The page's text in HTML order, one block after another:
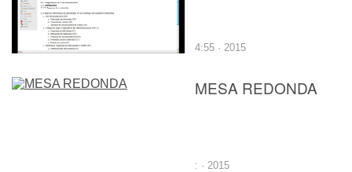
4:55 · 2015
MESA REDONDA
: · 2015